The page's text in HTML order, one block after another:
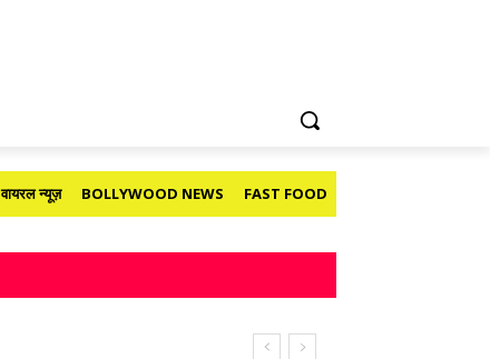
वायरल न्यूज़ BOLLYWOOD NEWS FAST FOOD